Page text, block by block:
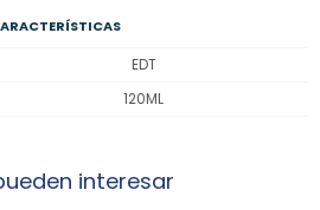
EDT
120ML
interesar